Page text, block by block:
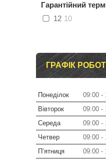
Гарантійний
12 10
ГРАФІК
Понеділок 09:00
Вівторок
09:00
Середа
09:00
Четвер
09:00
Пʼятниця
09:00